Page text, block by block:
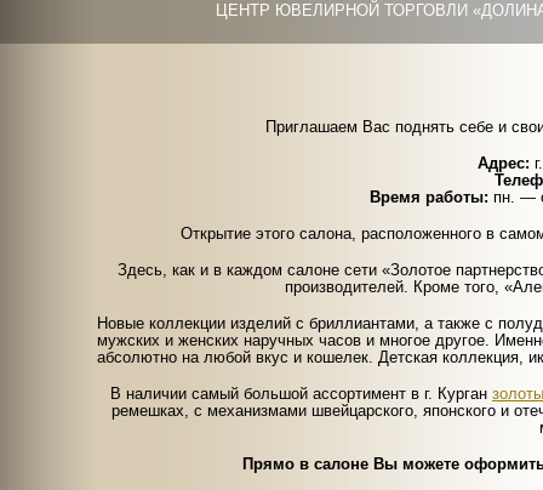
ЦЕНТР ЮВЕЛИРНОЙ ТОРГОВЛИ
Приглашаем Вас поднять себе и
Адрес:
Время работы: пн. —
Открытие этого салона, расположенного в
Здесь, как и в каждом салоне сети «Золотое
производителей. Кроме того,
Новые коллекции изделий с бриллиантами, а также с
мужских и женских наручных часов и многое другое.
абсолютно на любой вкус и кошелек. Детская коллекция,
В наличии самый большой ассортимент в г. Курган
ремешках, с механизмами швейцарского, японского и
Прямо в салоне Вы можете